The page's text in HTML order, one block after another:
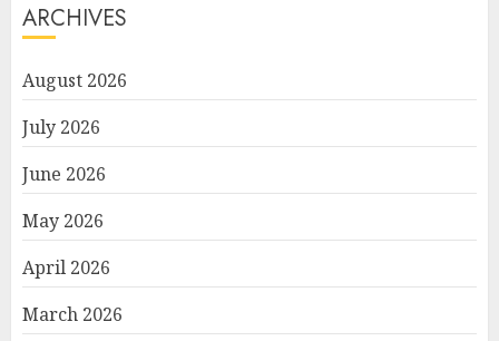
ARCHIVES
August 2026
July 2026
June 2026
May 2026
April 2026
March 2026